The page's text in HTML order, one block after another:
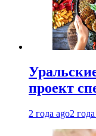
проект
2 года ago2